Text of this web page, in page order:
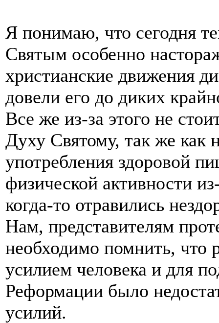
Я понимаю, что сегодня
Святым особенно
христианские движения
довели его до диких
Все же из-за этого не
Духу Святому, так же как
употребления здоровой
физической активности
когда-то отравились
Нам, представителям
необходимо помнить, что
усилием человека и для
Реформации было
усилий.